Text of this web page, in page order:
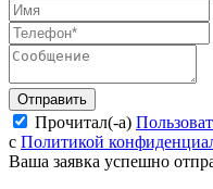
Отправить
Прочитал(-а)
с Политикой
Ваша заявка успешно